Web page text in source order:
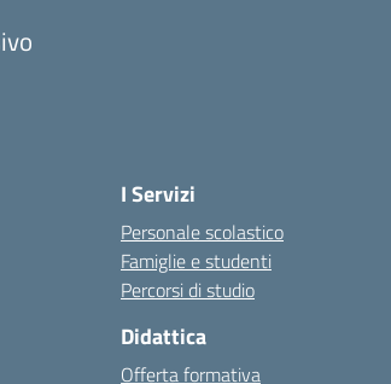
I Servizi
Personale scolastico
Famiglie e studenti
Percorsi di studio
Didattica
Offerta formativa